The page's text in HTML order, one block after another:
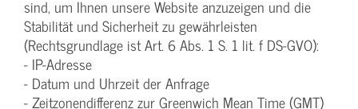
sind, um Ihnen unsere Website anzuzeigen und die
Stabilität und Sicherheit zu gewährleisten
(Rechtsgrundlage ist Art. 6 Abs. 1 S. 1 lit. f DS-GVO):
- IP-Adresse
- Datum und Uhrzeit der Anfrage
- Zeitzonendifferenz zur Greenwich Mean Time (GMT)